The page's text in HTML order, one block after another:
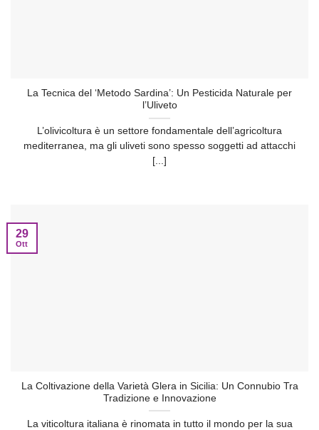
La Tecnica del ‘Metodo Sardina’: Un Pesticida Naturale per
l’Uliveto
L’olivicoltura è un settore fondamentale dell’agricoltura
mediterranea, ma gli uliveti sono spesso soggetti ad attacchi
[...]
La Coltivazione della Varietà Glera in Sicilia: Un Connubio Tra
Tradizione e Innovazione
La viticoltura italiana è rinomata in tutto il mondo per la sua
29
Ott